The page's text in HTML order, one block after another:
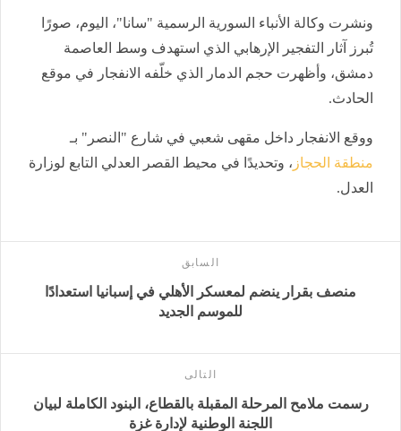
ونشرت وكالة الأنباء السورية الرسمية "سانا"، اليوم، صورًا
تُبرز آثار التفجير الإرهابي الذي استهدف وسط العاصمة
دمشق، وأظهرت حجم الدمار الذي خلّفه الانفجار في موقع
الحادث.
ووقع الانفجار داخل مقهى شعبي في شارع "النصر" بـ
منطقة الحجاز ، وتحديدًا في محيط القصر العدلي التابع لوزارة
العدل.
السابق
منصف بقرار ينضم لمعسكر الأهلي في إسبانيا استعدادًا
للموسم الجديد
التالى
رسمت ملامح المرحلة المقبلة بالقطاع، البنود الكاملة لبيان
اللجنة الوطنية لإدارة غزة